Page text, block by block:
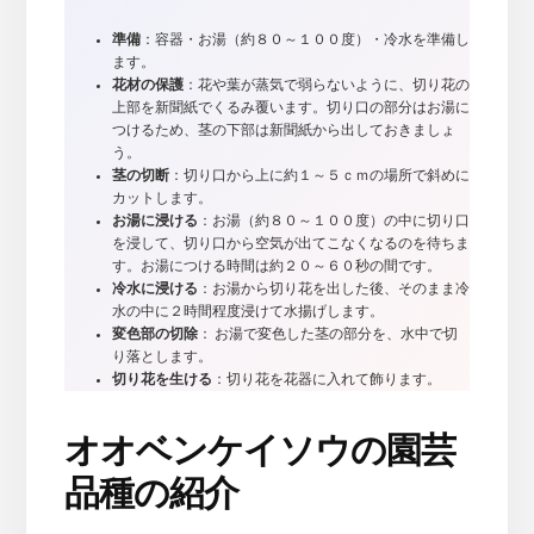
準備：容器・お湯（約８０～１００度）・冷水を準備し
ます。
花材の保護：花や葉が蒸気で弱らないように、切り花の
上部を新聞紙でくるみ覆います。切り口の部分はお湯に
つけるため、茎の下部は新聞紙から出しておきましょ
う。
茎の切断：切り口から上に約１～５ｃｍの場所で斜めに
カットします。
お湯に浸ける ：お湯（約８０～１００度）の中に切り口
を浸して、切り口から空気が出てこなくなるのを待ちま
す。お湯につける時間は約２０～６０秒の間です。
冷水に浸ける ：お湯から切り花を出した後、そのまま冷
水の中に２時間程度浸けて水揚げします。
変色部の切除： お湯で変色した茎の部分を、水中で切
り落とします。
切り花を生ける ：切り花を花器に入れて飾ります。
オオベンケイソウの園芸
品種の紹介